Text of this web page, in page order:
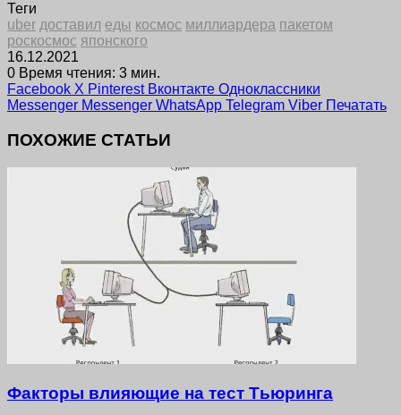
Теги
uber доставил еды космос миллиардера пакетом
роскосмос японского
16.12.2021
0 Время чтения: 3 мин.
Facebook X Pinterest Вконтакте Одноклассники
Messenger Messenger WhatsApp Telegram Viber Печатать
ПОХОЖИЕ СТАТЬИ
Факторы влияющие на тест Тьюринга